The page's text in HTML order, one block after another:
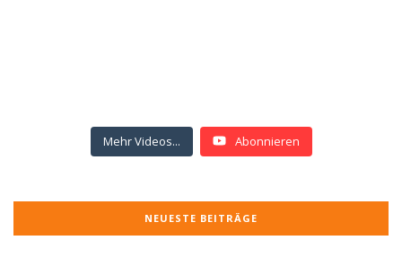
Mehr Videos... Abonnieren
NEUESTE BEITRÄGE